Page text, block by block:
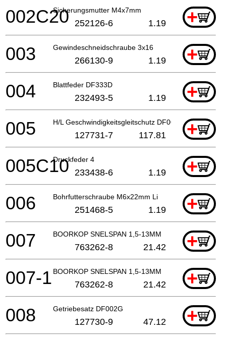
Sicherungsmutter M4x7mm +
002C20 252126-6 1.19
Gewindeschneidschraube 3x16 +
003 266130-9 1.19
Blattfeder DF333D +
004 232493-5 1.19
H/L Geschwindigkeitsgleitschutz DF002 +
005 127731-7 117.81
Druckfeder 4 +
005C10 233438-6 1.19
Bohrfutterschraube M6x22mm Li +
006 251468-5 1.19
BOORKOP SNELSPAN 1,5-13MM +
007 763262-8 21.42
BOORKOP SNELSPAN 1,5-13MM +
007-1 763262-8 21.42
Getriebesatz DF002G +
008 127730-9 47.12